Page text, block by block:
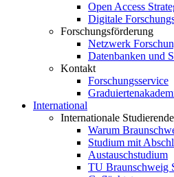
Open Access
Digitale
Forschungsförderung
Netzwerk
Datenbanken und
Kontakt
Forschungsservice
International
Internationale Studierende
Warum
Studium mit
Austauschstudium
TU Braunschweig